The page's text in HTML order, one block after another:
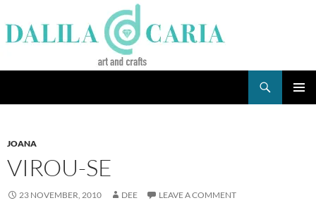
to
content
JOANA
VIROU-SE
23 NOVEMBER, 2010 DEE LEAVE A COMMENT